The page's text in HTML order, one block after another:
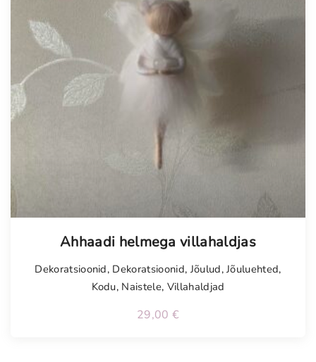
Ahhaadi helmega villahaldjas
Dekoratsioonid, Dekoratsioonid, Jõulud,Jõuluehted,
Kodu, Naistele, Villahaldjad
29,00 €